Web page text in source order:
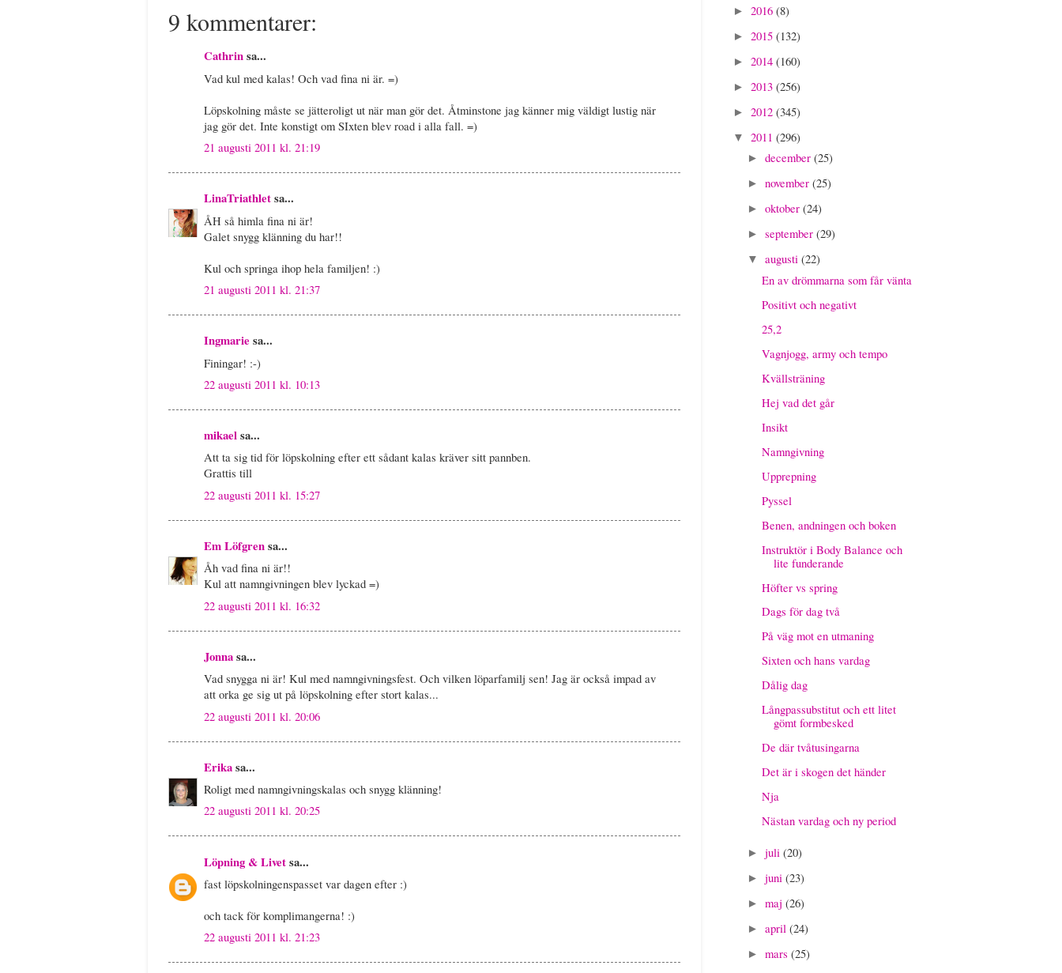
9 kommentarer:
Cathrinsa...
Vad kul med kalas! Och vad fina ni är. =)
Löpskolning måste se jätteroligt ut när man gör det. Åtminstone jag känner mig väldigt lustig när
jag gör det. Inte konstigt om SIxten blev road i alla fall. =)
21 augusti 2011 kl. 21:19
LinaTriathletsa...
ÅH så himla fina ni är!
Galet snygg klänning du har!!
Kul och springa ihop hela familjen! :)
21 augusti 2011 kl. 21:37
Ingmarie sa...
Finingar! :-)
22 augusti 2011 kl. 10:13
mikaelsa...
Att ta sig tid för löpskolning efter ett sådant kalas kräver sitt pannben.
Grattis till
22 augusti 2011 kl. 15:27
Em Löfgrensa...
Åh vad fina ni är!!
Kul att namngivningen blev lyckad =)
22 augusti 2011 kl. 16:32
Jonnasa...
Vad snygga ni är! Kul med namngivningsfest. Och vilken löparfamilj sen! Jag är också impad av
att orka ge sig ut på löpskolning efter stort kalas...
22 augusti 2011 kl. 20:06
Erikasa...
Roligt med namngivningskalas och snygg klänning!
22 augusti 2011 kl. 20:25
Löpning & Livetsa...
fast löpskolningenspasset var dagen efter :)
och tack för komplimangerna! :)
22 augusti 2011 kl. 21:23
► 2016 (8)
► 2015 (132)
► 2014 (160)
► 2013 (256)
► 2012 (345)
▼ 2011 (296)
► december (25)
► november (25)
► oktober (24)
► september (29)
▼ augusti (22)
En av drömmarna som får vänta
Positivt och negativt
25,2
Vagnjogg, army och tempo
Kvällsträning
Hej vad det går
Insikt
Namngivning
Upprepning
Pyssel
Benen, andningen och boken
Instruktör i Body Balance och
lite funderande
Höfter vs spring
Dags för dag två
På väg mot en utmaning
Sixten och hans vardag
Dålig dag
Långpassubstitut och ett litet
gömt formbesked
De där tvåtusingarna
Det är i skogen det händer
Nja
Nästan vardag och ny period
► juli (20)
► juni (23)
► maj (26)
► april (24)
► mars (25)